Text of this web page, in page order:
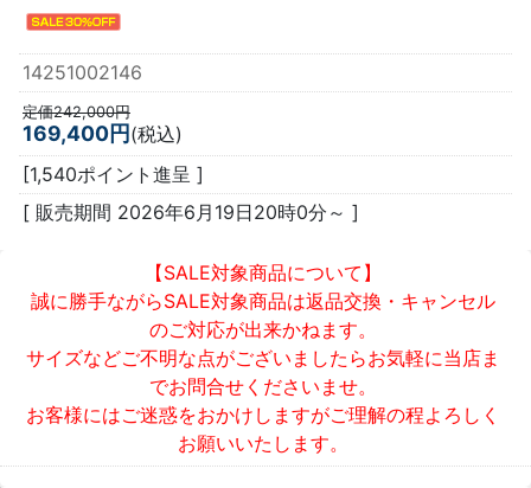
14251002146
定価242,000円
169,400円 (税込)
[1,540ポイント進呈 ]
[ 販売期間 2026年6月19日20時0分 ～ ]
【SALE対象商品について】
誠に勝手ながらSALE対象商品は返品交換・キャンセル
のご対応が出来かねます。
サイズなどご不明な点がございましたらお気軽に当店ま
でお問合せくださいませ。
お客様にはご迷惑をおかけしますがご理解の程よろしく
お願いいたします。